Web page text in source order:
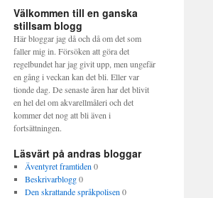
Välkommen till en ganska
stillsam blogg
Här bloggar jag då och då om det som
faller mig in. Försöken att göra det
regelbundet har jag givit upp, men ungefär
en gång i veckan kan det bli. Eller var
tionde dag. De senaste åren har det blivit
en hel del om akvarellmåleri och det
kommer det nog att bli även i
fortsättningen.
Läsvärt på andras bloggar
Äventyret framtiden 0
Beskrivarblogg0
Den skrattande språkpolisen 0